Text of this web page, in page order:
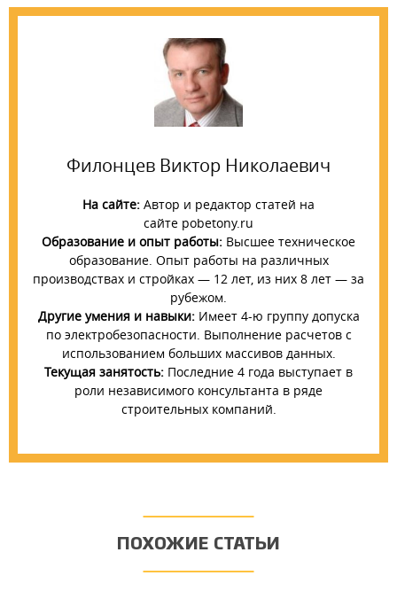
Филонцев Виктор Николаевич
На сайте: Автор и редактор статей на
сайте pobetony.ru
Образование и опыт работы: Высшее техническое
образование. Опыт работы на различных
производствах и стройках — 12 лет, из них 8 лет — за
рубежом.
Другие умения и навыки:Имеет 4-ю группу допуска
по электробезопасности. Выполнение расчетов с
использованием больших массивов данных.
Текущая занятость: Последние 4 года выступает в
роли независимого консультанта в ряде
строительных компаний.
ПОХОЖИЕ СТАТЬИ